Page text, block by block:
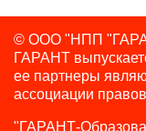
© ООО "НПП
ГАРАНТ
ее партнеры
ассоциации
"ГАРАНТ-